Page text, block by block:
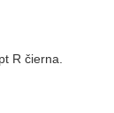
R čierna.